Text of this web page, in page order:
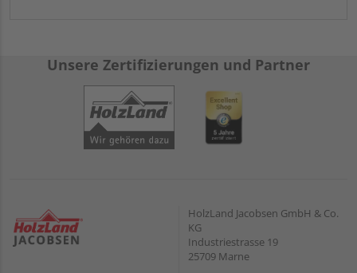
Unsere Zertifizierungen und Partner
HolzLand Jacobsen GmbH & Co.
KG
Industriestrasse 19
25709 Marne